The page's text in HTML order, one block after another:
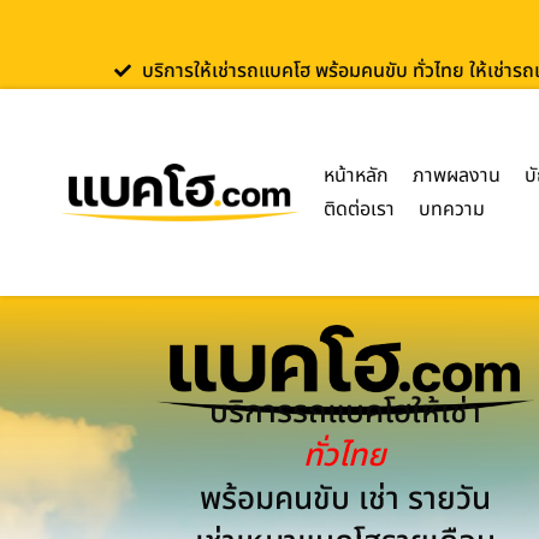
บริการให้เช่ารถแบคโฮ พร้อมคนขับ ทั่วไทย ให้เช่า
หน้าหลัก ภาพผลงาน
ติดต่อเรา
บทความ
บริการรถแบคโฮให้เช่า
ทั่วไทย
พร้อมคนขับ เช่า รายวัน